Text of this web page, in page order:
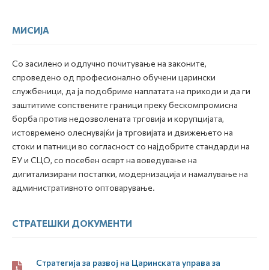
МИСИЈА
Со засилено и одлучно почитување на законите,
спроведено од професионално обучени царински
службеници, да ја подобриме наплатата на приходи и да ги
заштитиме сопствените граници преку бескомпромисна
борба против недозволената трговија и корупцијата,
истовремено олеснувајќи ја трговијата и движењето на
стоки и патници во согласност со најдобрите стандарди на
ЕУ и СЦО, со посебен осврт на воведување на
дигитализирани постапки, модернизација и намалување на
административното оптоварување.
СТРАТЕШКИ ДОКУМЕНТИ
Стратегија за развој на Царинската управа за